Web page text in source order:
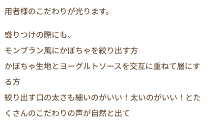
用者様のこだわりが光ります。
盛りつけの際にも、
モンブラン風にかぼちゃを絞り出す方
かぼちゃ生地とヨーグルトソースを交互に重ねて層にす
る方
絞り出す口の太さも細いのがいい！太いのがいい！とた
くさんのこだわりの声が自然と出て